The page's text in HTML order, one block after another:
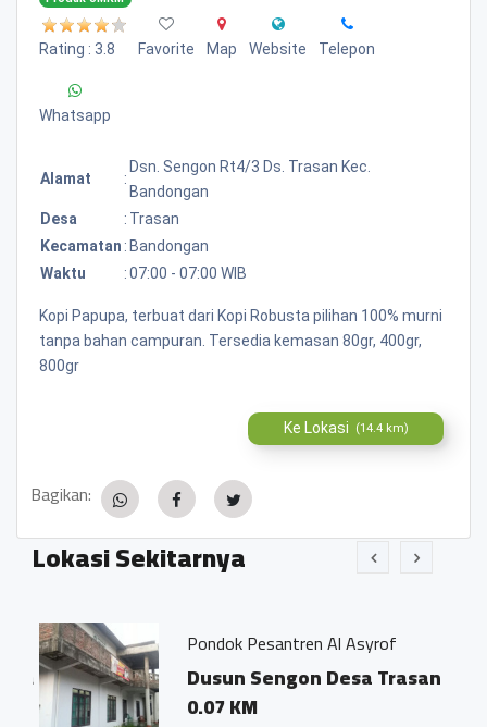
Rating : 3.8 Favorite Map Website Telepon
Whatsapp
Alamat :
Dsn. Sengon Rt4/3 Ds. Trasan Kec.
Bandongan
Desa
: Trasan
Kecamatan : Bandongan
Waktu
:07:00 - 07:00 WIB
Kopi Papupa, terbuat dari Kopi Robusta pilihan 100% murni
tanpa bahan campuran. Tersedia kemasan 80gr, 400gr,
800gr
Ke Lokasi (14.4 km)
Bagikan:
Lokasi Sekitarnya
Pondok Pesantren Al Asyrof
Dusun Sengon Desa Trasan
0.07 KM